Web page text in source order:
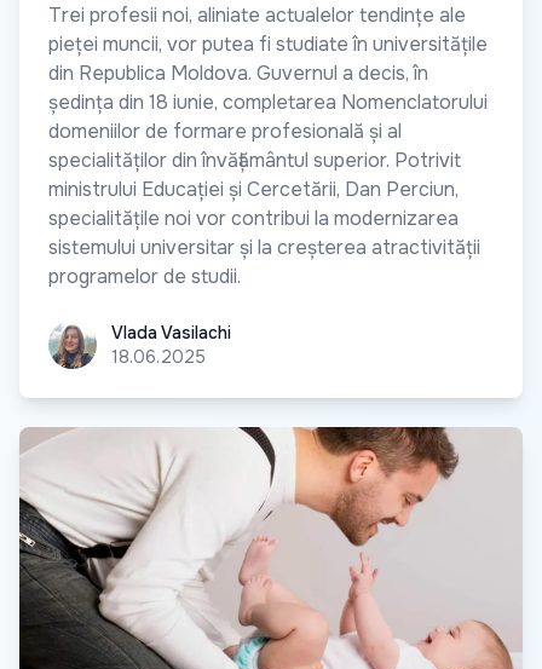
Trei profesii noi, aliniate actualelor tendințe ale
pieței muncii, vor putea fi studiate în universitățile
din Republica Moldova. Guvernul a decis, în
ședința din 18 iunie, completarea Nomenclatorului
domeniilor de formare profesională și al
specialităților din învățământul superior. Potrivit
ministrului Educației și Cercetării, Dan Perciun,
specialitățile noi vor contribui la modernizarea
sistemului universitar și la creșterea atractivității
programelor de studii.
Vlada Vasilachi
Vlada Vasilachi
18.06.2025